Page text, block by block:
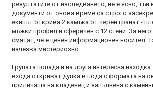
резултатите от изследването, не е ясно, тъй
документи от онова време са строго
екипът открива 2 камъка от черен гранат -
мъжки профил и сферичен с 12 стени. За
смятат, че е ценен информационен носител.
изчезва мистериозно.
Групата попада и на друга интересна
входа откриват дупка в пода с формата на
приличаща на кладенец и запълнена с